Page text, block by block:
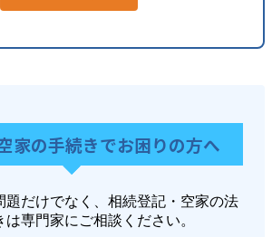
家の手続きでお困りの方へ
題だけでなく、相続登記・空家の法
は専門家にご相談ください。